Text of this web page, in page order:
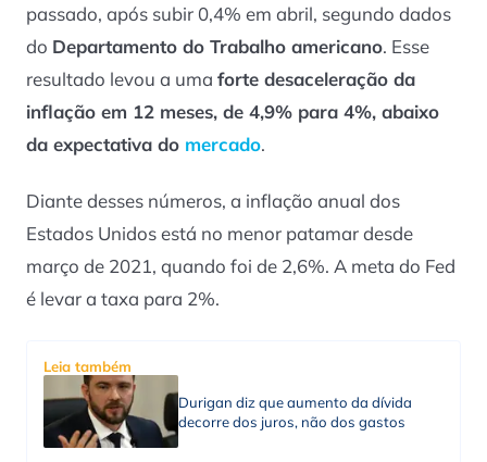
passado, após subir 0,4% em abril, segundo dados
do Departamento do Trabalho americano. Esse
resultado levou a uma forte desaceleração da
inflação em 12 meses, de 4,9% para 4%, abaixo
da expectativa do mercado.
Diante desses números, a inflação anual dos
Estados Unidos está no menor patamar desde
março de 2021, quando foi de 2,6%. A meta do Fed
é levar a taxa para 2%.
Leia também
Durigan diz que aumento da dívida
decorre dos juros, não dos gastos